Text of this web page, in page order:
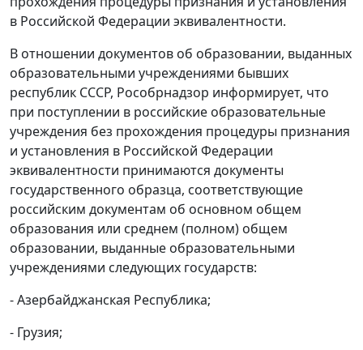
в Российской Федерации эквивалентности.
В отношении документов об образовании, выданных
образовательными учреждениями бывших
республик СССР, Рособрнадзор информирует, что
при поступлении в российские образовательные
учреждения без прохождения процедуры признания
и установления в Российской Федерации
эквивалентности принимаются документы
государственного образца, соответствующие
российским документам об основном общем
образования или среднем (полном) общем
образовании, выданные образовательными
учреждениями следующих государств:
- Азербайджанская Республика;
- Грузия;